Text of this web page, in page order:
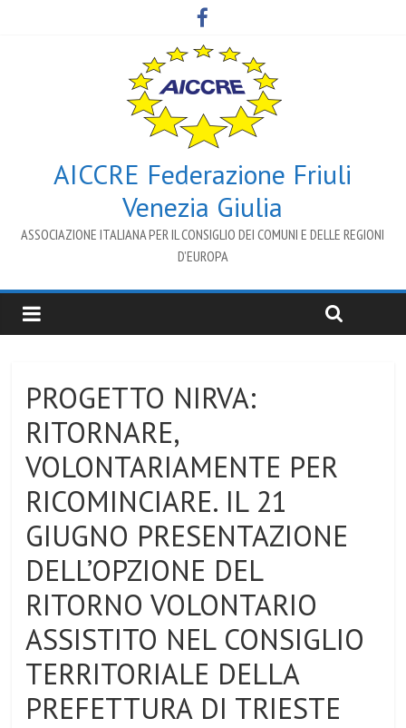
AICCRE Federazione Friuli
Venezia Giulia
ASSOCIAZIONE ITALIANA PER IL CONSIGLIO DEI COMUNI E DELLE REGIONI
D’EUROPA
PROGETTO NIRVA:
RITORNARE,
VOLONTARIAMENTE PER
RICOMINCIARE. IL 21
GIUGNO PRESENTAZIONE
DELL’OPZIONE DEL
RITORNO VOLONTARIO
ASSISTITO NEL CONSIGLIO
TERRITORIALE DELLA
PREFETTURA DI TRIESTE